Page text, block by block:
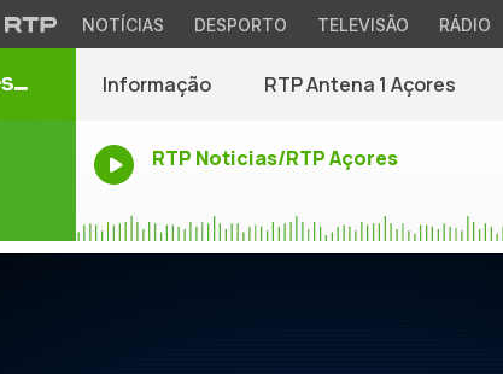
NOTÍCIAS DESPORTO TELEVISÃO RÁDIO
Informação RTP Antena 1 Açores
RTP Noticias/RTP Açores